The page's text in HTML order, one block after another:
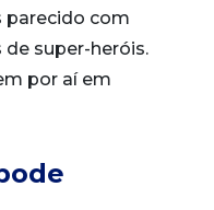
parecido com
de super-heróis.
por aí em